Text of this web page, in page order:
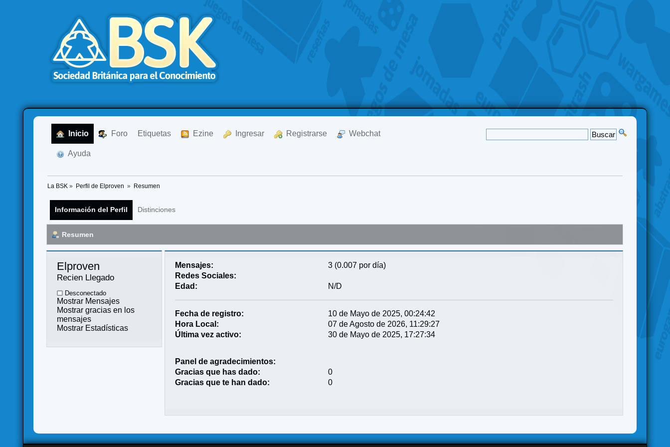
Inicio Foro Etiquetas Ezine Ingresar Registrarse Webchat
Ayuda
La BSK » Perfil de Elproven » Resumen
Información del Perfil Distinciones
Resumen
Elproven
Recien Llegado
Desconectado
Mostrar Mensajes
Mostrar gracias en los
mensajes
Mostrar Estadísticas
Mensajes:
3 (0.007 por día)
Redes Sociales:
Edad:
N/D
Fecha de registro:
10 de Mayo de 2025, 00:24:42
Hora Local:
07 de Agosto de 2026, 11:29:27
Última vez activo:
30 de Mayo de 2025, 17:27:34
Panel de agradecimientos:
Gracias que has dado:
0
Gracias que te han dado:
0